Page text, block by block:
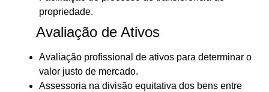
propriedade.
Avaliação de Ativos
Avaliação profissional de ativos para determinar o
valor justo de mercado.
Assessoria na divisão equitativa dos bens entre